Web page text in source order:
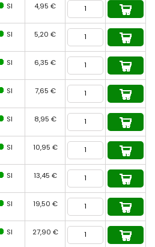
SI 4,95 €
SI 5,20 €
SI 6,35 €
SI 7,65 €
SI 8,95 €
SI 10,95 €
SI 13,45 €
SI 19,50 €
SI 27,90 €